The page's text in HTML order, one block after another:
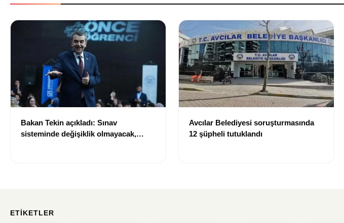
Bakan Tekin açıkladı: Sınav
sisteminde değişiklik olmayacak,
Avcılar Belediyesi soruşturmasında
12 şüpheli tutuklandı
ETIKETLER